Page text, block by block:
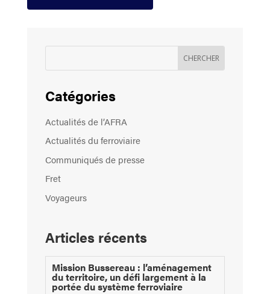
Catégories
Actualités de l’AFRA
Actualités du ferroviaire
Communiqués de presse
Fret
Voyageurs
Articles récents
Mission Bussereau : l’aménagement
du territoire, un défi largement à la
portée du système ferroviaire